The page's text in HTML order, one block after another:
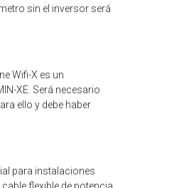
sin el inversor será
Wifi-X es un
XE. Será necesario
ello y debe haber
para instalaciones